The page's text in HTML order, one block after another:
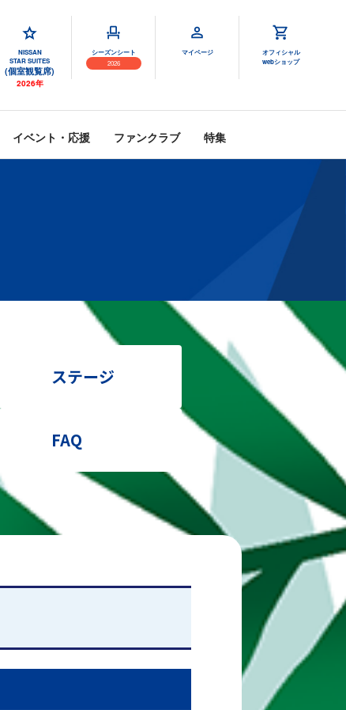
NISSAN
STAR SUITES
(個室観覧席)
2026年
シーズンシート
2026
マイページ
オフィシャル
webショップ
イベント・応援 ファンクラブ 特集
ステージ
FAQ